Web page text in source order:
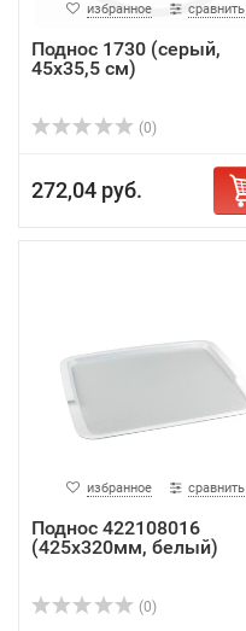
избранное сравнить
Поднос 1730 (серый,
45х35,5 см)
(0)
272,04 руб.
избранное сравнить
Поднос 422108016
(425х320мм, белый)
(0)